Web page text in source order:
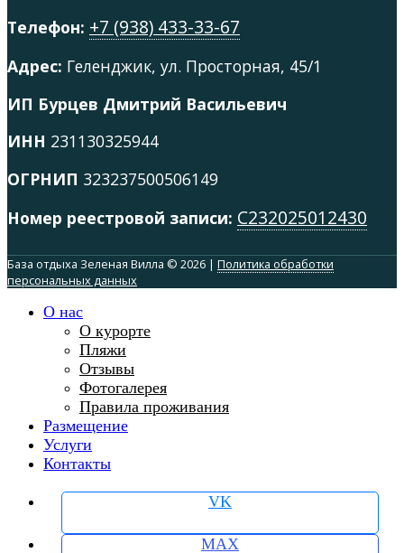
Телефон: +7 (938) 433-33-67
Адрес: Геленджик, ул. Просторная, 45/1
ИП Бурцев Дмитрий Васильевич
ИНН 231130325944
ОГРНИП 323237500506149
Номер реестровой записи: С232025012430
База отдыха Зеленая Вилла © 2026 | Политика обработки
персональных данных
О нас
О курорте
Пляжи
Отзывы
Фотогалерея
Правила проживания
Размещение
Услуги
Контакты
VK
MAX